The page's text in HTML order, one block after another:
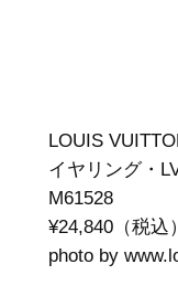
LOUIS
イヤリング・
M61528
¥24,840（税込）
photo by